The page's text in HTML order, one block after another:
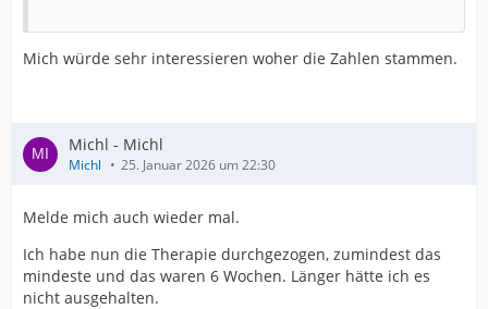
Mich würde sehr interessieren woher die Zahlen stammen.
Michl - Michl
Michl 25. Januar 2026 um 22:30
Melde mich auch wieder mal.
Ich habe nun die Therapie durchgezogen, zumindest das
mindeste und das waren 6 Wochen. Länger hätte ich es
nicht ausgehalten.